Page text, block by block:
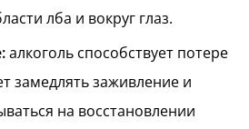
лба и вокруг глаз.
алкоголь способствует потере
замедлять заживление и
на восстановлении